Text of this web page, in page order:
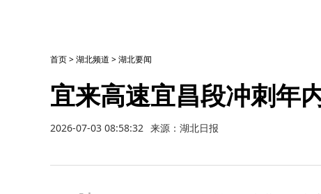
首页>湖北频道 >湖北要闻
宜来高速宜昌段冲刺年
2026-07-03 08:58:32 来源：湖北日报